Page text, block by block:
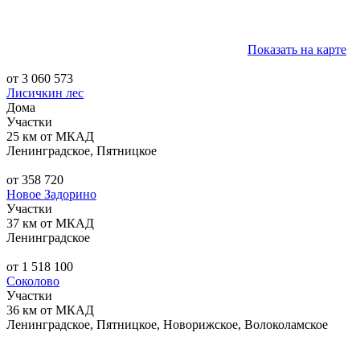
Показать на карте
от 3 060 573
Лисичкин лес
Дома
Участки
25 км от МКАД
Ленинградское, Пятницкое
от 358 720
Новое Задорино
Участки
37 км от МКАД
Ленинградское
от 1 518 100
Соколово
Участки
36 км от МКАД
Ленинградское, Пятницкое, Новорижское, Волоколамское